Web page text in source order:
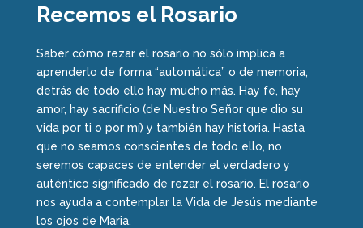
Recemos el Rosario
Saber cómo rezar el rosario no sólo implica a
aprenderlo de forma “automática” o de memoria,
detrás de todo ello hay mucho más. Hay fe, hay
amor, hay sacrificio (de Nuestro Señor que dio su
vida por ti o por mí) y también hay historia. Hasta
que no seamos conscientes de todo ello, no
seremos capaces de entender el verdadero y
auténtico significado de rezar el rosario. El rosario
nos ayuda a contemplar la Vida de Jesús mediante
los ojos de Maria.